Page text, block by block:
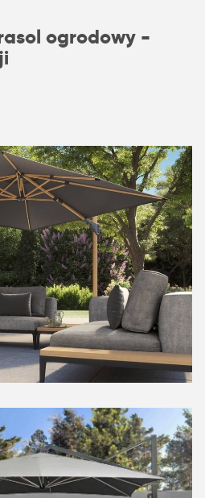
ogrodowy -